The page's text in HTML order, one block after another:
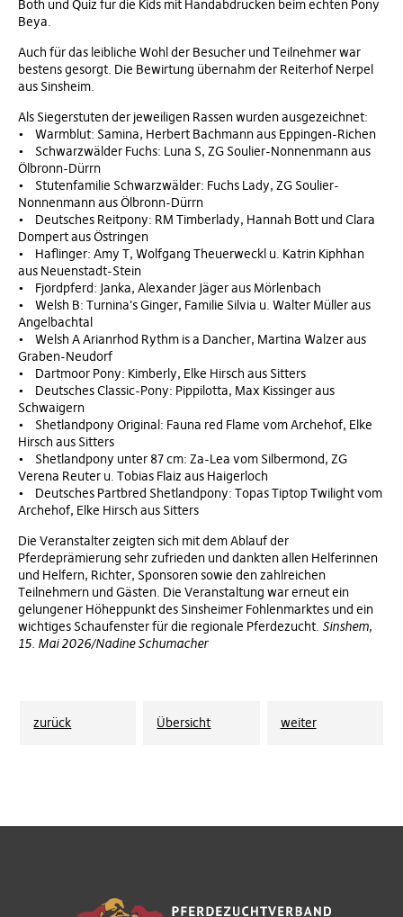
Both und Quiz für die Kids mit Handabdrücken beim echten Pony
Beya.
Auch für das leibliche Wohl der Besucher und Teilnehmer war
bestens gesorgt. Die Bewirtung übernahm der Reiterhof Nerpel
aus Sinsheim.
Als Siegerstuten der jeweiligen Rassen wurden ausgezeichnet:
• Warmblut: Samina, Herbert Bachmann aus Eppingen-Richen
• Schwarzwälder Fuchs: Luna S, ZG Soulier-Nonnenmann aus
Ölbronn-Dürrn
• Stutenfamilie Schwarzwälder: Fuchs Lady, ZG Soulier-
Nonnenmann aus Ölbronn-Dürrn
• Deutsches Reitpony: RM Timberlady, Hannah Bott und Clara
Dompert aus Östringen
• Haflinger: Amy T, Wolfgang Theuerweckl u. Katrin Kiphhan
aus Neuenstadt-Stein
• Fjordpferd: Janka, Alexander Jäger aus Mörlenbach
• Welsh B: Turnina's Ginger, Familie Silvia u. Walter Müller aus
Angelbachtal
• Welsh A Arianrhod Rythm is a Dancher, Martina Walzer aus
Graben-Neudorf
• Dartmoor Pony: Kimberly, Elke Hirsch aus Sitters
• Deutsches Classic-Pony: Pippilotta, Max Kissinger aus
Schwaigern
• Shetlandpony Original: Fauna red Flame vom Archehof, Elke
Hirsch aus Sitters
• Shetlandpony unter 87 cm: Za-Lea vom Silbermond, ZG
Verena Reuter u. Tobias Flaiz aus Haigerloch
• Deutsches Partbred Shetlandpony: Topas Tiptop Twilight vom
Archehof, Elke Hirsch aus Sitters
Die Veranstalter zeigten sich mit dem Ablauf der
Pferdeprämierung sehr zufrieden und dankten allen Helferinnen
und Helfern, Richter, Sponsoren sowie den zahlreichen
Teilnehmern und Gästen. Die Veranstaltung war erneut ein
gelungener Höheppunkt des Sinsheimer Fohlenmarktes und ein
wichtiges Schaufenster für die regionale Pferdezucht. Sinshem,
15. Mai 2026/Nadine Schumacher
zurück Übersicht weiter